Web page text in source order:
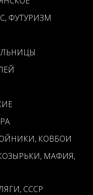
ФУТУРИЗМ
КОВБОИ
МАФИЯ,
СССР